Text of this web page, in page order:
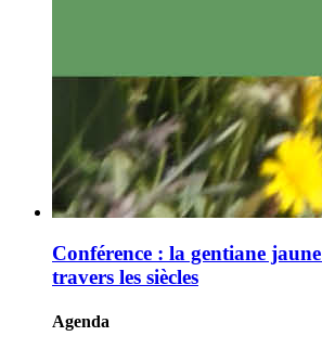
Conférence : la gentiane jaune
travers les siècles
Agenda